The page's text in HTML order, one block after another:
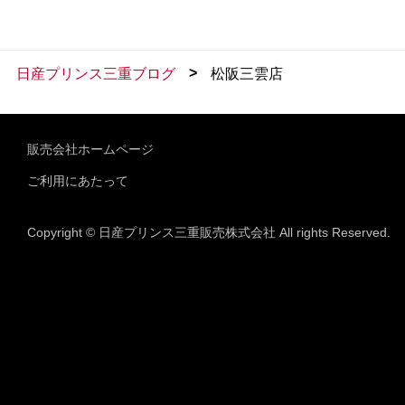
日産プリンス三重ブログ > 松阪三雲店
販売会社ホームページ
ご利用にあたって
Copyright © 日産プリンス三重販売株式会社 All rights Reserved.